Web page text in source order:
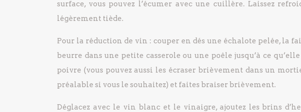
surface, vous pouvez l’écumer avec une cuillère. Laissez
légèrement tiède.
Pour la réduction de vin : couper en dés une échalote pelée, la
beurre dans une petite casserole ou une poêle jusqu’à ce
poivre (vous pouvez aussi les écraser brièvement dans un
préalable si vous le souhaitez) et faites braiser brièvement.
Déglacez avec le vin blanc et le vinaigre, ajoutez les brins